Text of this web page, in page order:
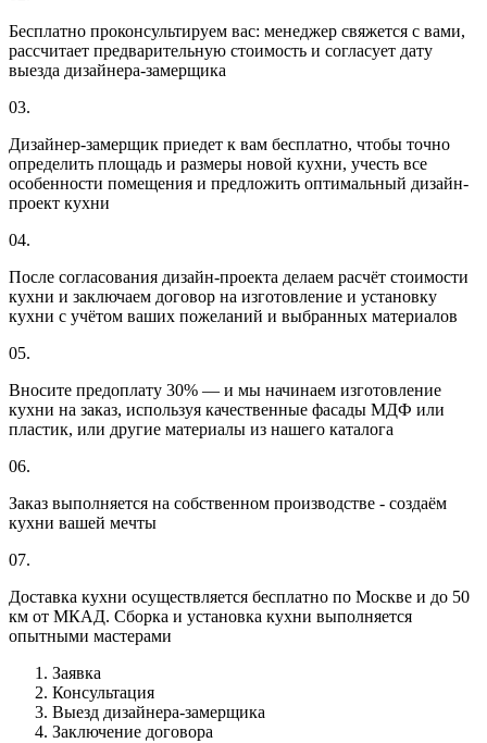
Бесплатно проконсультируем вас: менеджер свяжется с вами,
рассчитает предварительную стоимость и согласует дату
выезда дизайнера-замерщика
03.
Дизайнер-замерщик приедет к вам бесплатно, чтобы точно
определить площадь и размеры новой кухни, учесть все
особенности помещения и предложить оптимальный дизайн-
проект кухни
04.
После согласования дизайн-проекта делаем расчёт стоимости
кухни и заключаем договор на изготовление и установку
кухни с учётом ваших пожеланий и выбранных материалов
05.
Вносите предоплату 30% — и мы начинаем изготовление
кухни на заказ, используя качественные фасады МДФ или
пластик, или другие материалы из нашего каталога
06.
Заказ выполняется на собственном производстве - создаём
кухни вашей мечты
07.
Доставка кухни осуществляется бесплатно по Москве и до 50
км от МКАД. Сборка и установка кухни выполняется
опытными мастерами
Заявка
Консультация
Выезд дизайнера-замерщика
Заключение договора